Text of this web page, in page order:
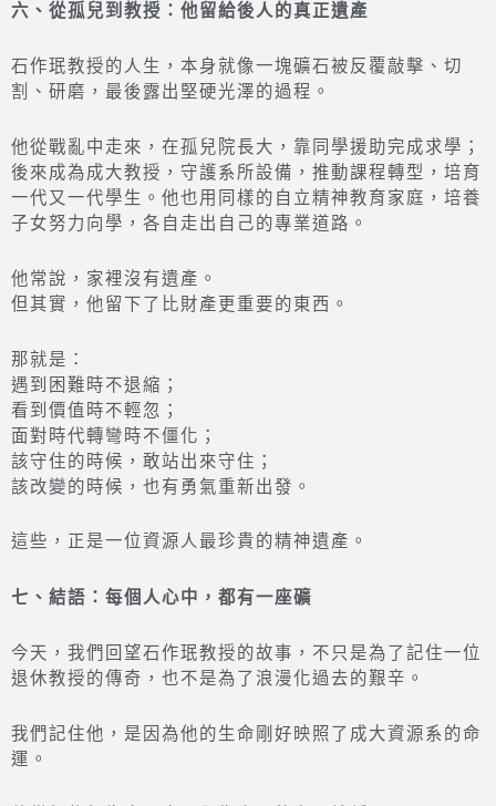
六、從孤兒到教授：他留給後人的真正遺產
石作珉教授的人生，本身就像一塊礦石被反覆敲擊、切
割、研磨，最後露出堅硬光澤的過程。
他從戰亂中走來，在孤兒院長大，靠同學援助完成求學；
後來成為成大教授，守護系所設備，推動課程轉型，培育
一代又一代學生。他也用同樣的自立精神教育家庭，培養
子女努力向學，各自走出自己的專業道路。
他常說，家裡沒有遺產。
但其實，他留下了比財產更重要的東西。
那就是：
遇到困難時不退縮；
看到價值時不輕忽；
面對時代轉彎時不僵化；
該守住的時候，敢站出來守住；
該改變的時候，也有勇氣重新出發。
這些，正是一位資源人最珍貴的精神遺產。
七、結語：每個人心中，都有一座礦
今天，我們回望石作珉教授的故事，不只是為了記住一位
退休教授的傳奇，也不是為了浪漫化過去的艱辛。
我們記住他，是因為他的生命剛好映照了成大資源系的命
運。